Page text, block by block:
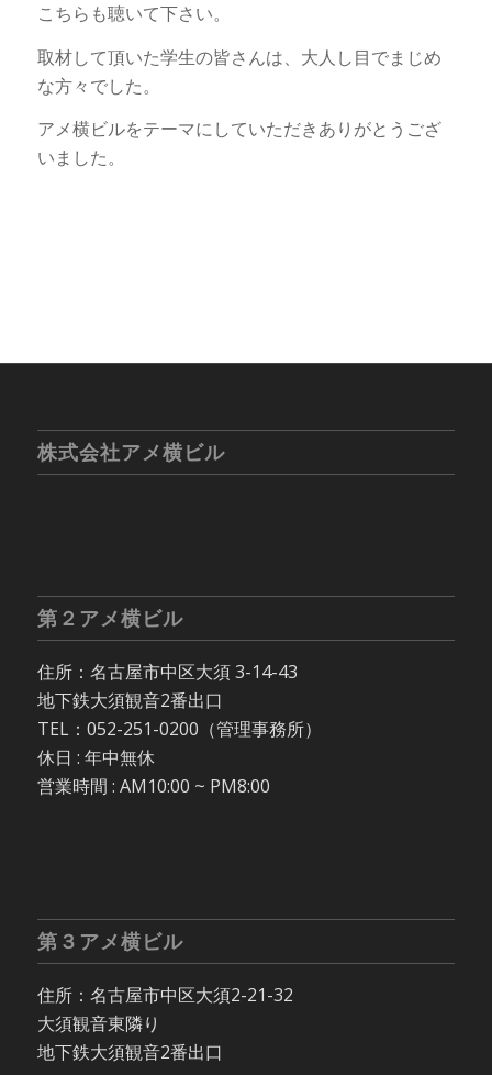
こちらも聴いて下さい。
取材して頂いた学生の皆さんは、大人し目でまじめ
な方々でした。
アメ横ビルをテーマにしていただきありがとうござ
いました。
株式会社アメ横ビル
第２アメ横ビル
住所：名古屋市中区大須 3-14-43
地下鉄大須観音2番出口
TEL：052-251-0200（管理事務所）
休日 : 年中無休
営業時間 : AM10:00 ~ PM8:00
第３アメ横ビル
住所：名古屋市中区大須2-21-32
大須観音東隣り
地下鉄大須観音2番出口